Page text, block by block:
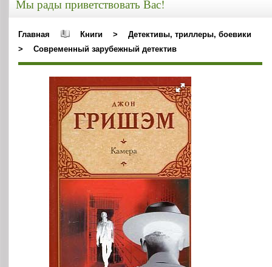
Мы рады приветствовать Вас!
Главная Книги >
Детективы, триллеры, боевики
>
Современный зарубежный детектив